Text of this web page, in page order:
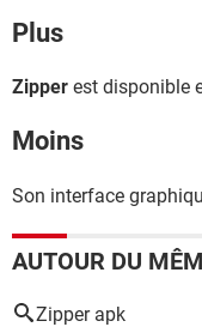
Plus
Zipper est disponible
Moins
Son interface
AUTOUR DU
Zipper apk